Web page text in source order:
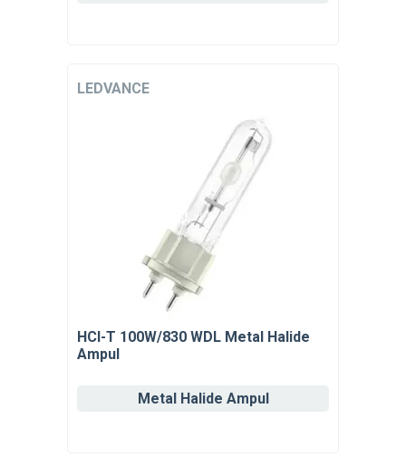
LEDVANCE
HCI-T 100W/830 WDL Metal Halide
Ampul
Metal Halide Ampul